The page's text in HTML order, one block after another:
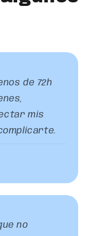
de 72h
mis
no